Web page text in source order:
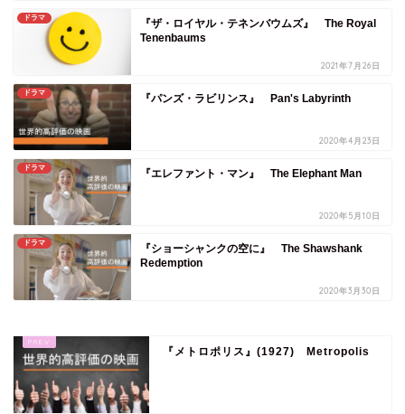
ドラマ
『ザ・ロイヤル・テネンバウムズ』 The Royal
Tenenbaums
2021年7月26日
ドラマ 『パンズ・ラビリンス』 Pan's Labyrinth
2020年4月23日
ドラマ 『エレファント・マン』 The Elephant Man
2020年5月10日
ドラマ
『ショーシャンクの空に』 The Shawshank
Redemption
2020年3月30日
『メトロポリス』(1927) Metropolis